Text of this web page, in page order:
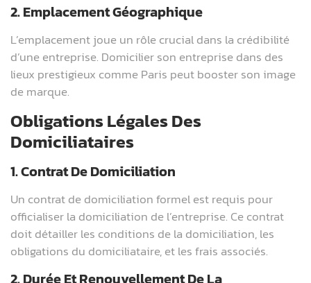
2. Emplacement Géographique
L’emplacement joue un rôle crucial dans la crédibilité
d’une entreprise. Domicilier son entreprise dans des
lieux prestigieux comme Paris peut booster son image
de marque.
Obligations Légales Des
Domiciliataires
1. Contrat De Domiciliation
Un contrat de domiciliation formel est requis pour
officialiser la domiciliation de l’entreprise. Ce contrat
doit détailler les conditions de la domiciliation, les
obligations du domiciliataire, et les frais associés.
2. Durée Et Renouvellement De La